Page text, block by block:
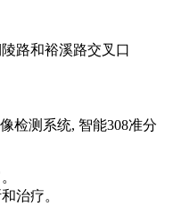
路和裕溪路交叉口
检测系统, 智能308准分
治疗。